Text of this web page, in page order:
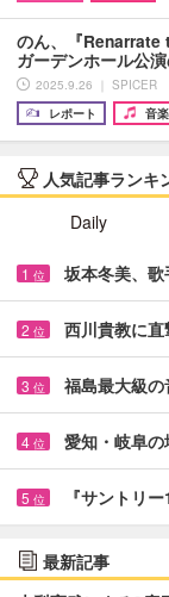
のん、『Renarrate
ガーデンホール公
2025.9.26 ｜ SPICER
レポート
音楽
人気記事ランキ
Daily
1 位 坂本冬美、
2 位 西川貴教に
3 位 福島最大級
4 位 愛知・岐阜
5 位 『サントリ
最新記事